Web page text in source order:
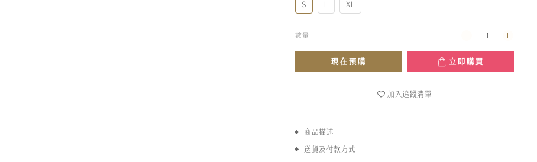
S L XL
數量
現在預購 立即購買
加入追蹤清單
商品描述
送貨及付款方式